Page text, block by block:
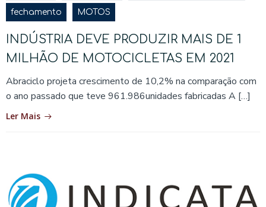
fechamento MOTOS
INDÚSTRIA DEVE PRODUZIR MAIS DE 1
MILHÃO DE MOTOCICLETAS EM 2021
Abraciclo projeta crescimento de 10,2% na comparação com
o ano passado que teve 961.986unidades fabricadas A […]
Ler Mais